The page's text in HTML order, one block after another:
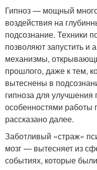
Гипноз — мощный
воздействия на
подсознание. Техники
позволяют запустить и
механизмы,
прошлого, даже к тем,
вытеснены в
гипноза для
особенностями работы
рассказано далее.
Заботливый «страж»
мозг — вытесняет из
событиях, которые